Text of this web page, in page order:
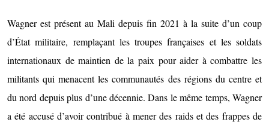
Wagner est présent au Mali depuis fin 2021 à la suite d’un coup
d’État militaire, remplaçant les troupes françaises et les soldats
internationaux de maintien de la paix pour aider à combattre les
militants qui menacent les communautés des régions du centre et
du nord depuis plus d’une décennie. Dans le même temps, Wagner
a été accusé d’avoir contribué à mener des raids et des frappes de